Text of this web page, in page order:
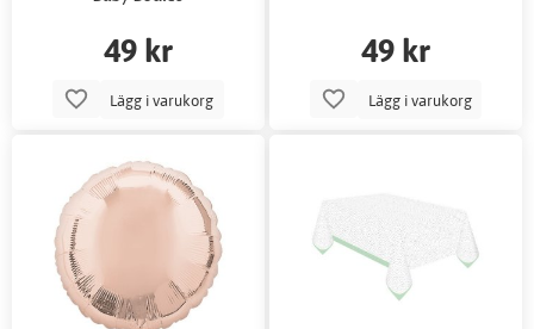
49 kr
Lägg i varukorg
49 kr
Lägg i varukorg